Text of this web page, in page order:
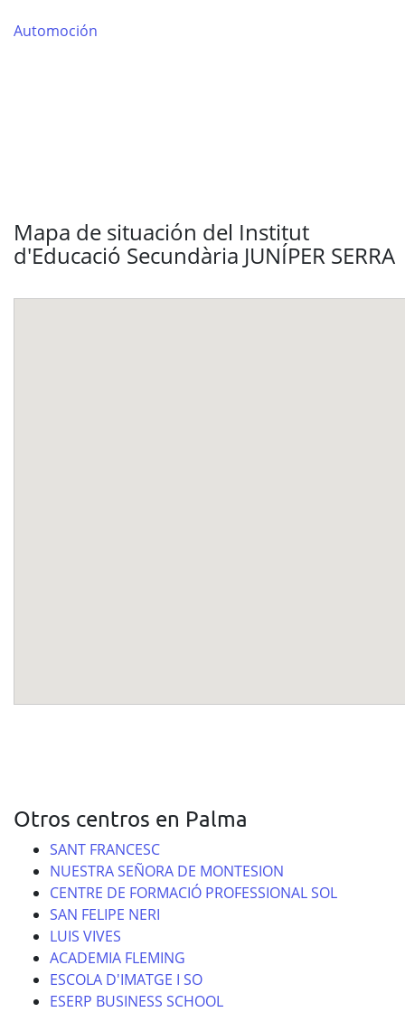
Automoción
Mapa de situación del Institut
d'Educació Secundària JUNÍPER SERRA
Otros centros en Palma
SANT FRANCESC
NUESTRA SEÑORA DE MONTESION
CENTRE DE FORMACIÓ PROFESSIONAL SOL
SAN FELIPE NERI
LUIS VIVES
ACADEMIA FLEMING
ESCOLA D'IMATGE I SO
ESERP BUSINESS SCHOOL